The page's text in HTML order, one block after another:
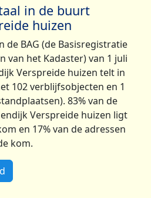
in de buurt
huizen
de BAG (de Basisregistratie
van het Kadaster) van 1 juli
Verspreide huizen telt in
102 verblijfsobjecten en 1
83% van de
Verspreide huizen ligt
en 17% van de adressen
kom.